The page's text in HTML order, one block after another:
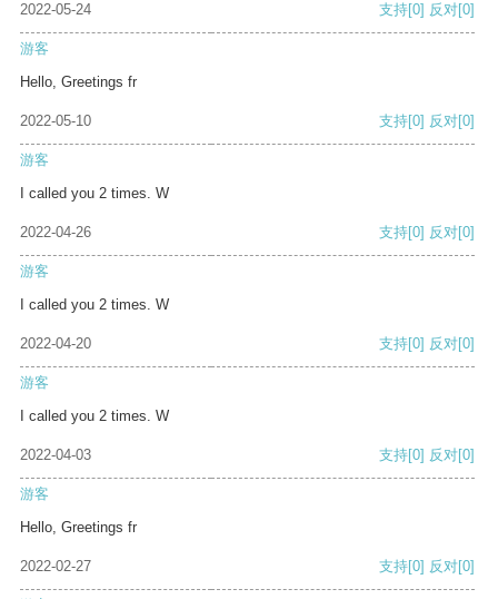
2022-05-24 支持[0] 反对[0]
游客
Hello, Greetings fr
2022-05-10 支持[0] 反对[0]
游客
I called you 2 times. W
2022-04-26 支持[0] 反对[0]
游客
I called you 2 times. W
2022-04-20 支持[0] 反对[0]
游客
I called you 2 times. W
2022-04-03 支持[0] 反对[0]
游客
Hello, Greetings fr
2022-02-27 支持[0] 反对[0]